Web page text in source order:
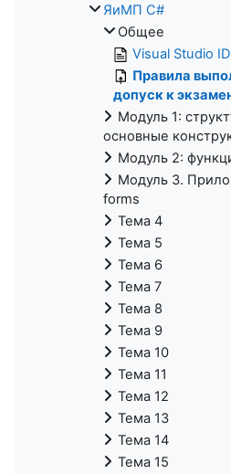
ЯиМП C#
Общее
Visual Studio
Правила
допуск к
Модуль 1:
основные
Модуль 2:
Модуль 3.
forms
Тема 4
Тема 5
Тема 6
Тема 7
Тема 8
Тема 9
Тема 10
Тема 11
Тема 12
Тема 13
Тема 14
Тема 15